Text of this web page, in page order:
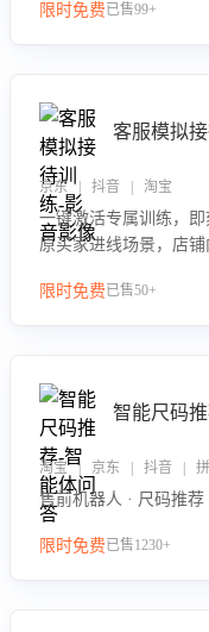
限时免费已售99+
客服模拟
京东 | 抖音 | 淘宝
一键激活专属训练，
原买家进线场景，店
即开通”，快速获取影
限时免费已售50+
智能尺码
淘宝 | 京东 | 抖音 | 拼
售前机器人 · 尺码推荐
限时免费已售1230+